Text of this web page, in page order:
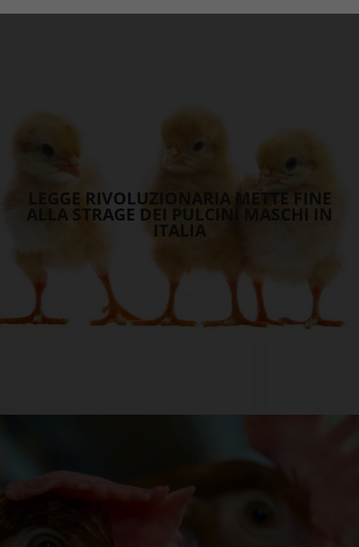
LEGGE RIVOLUZIONARIA METTE FINE
ALLA STRAGE DEI PULCINI MASCHI IN
ITALIA